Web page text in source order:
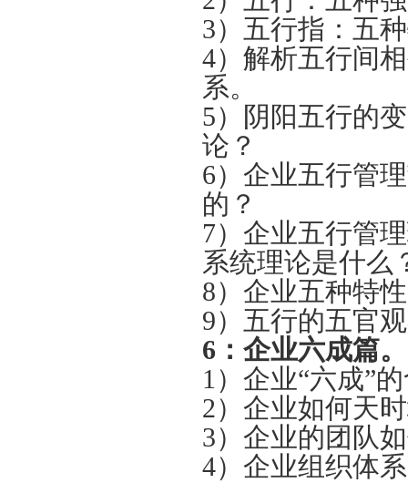
3）五行指：五
4）解析五行间
系。
5）阴阳五行的
论？
6）企业五行管
的？
7）企业五行管
系统理论是什么
8）企业五种特
9）五行的五官
6： 企业六成篇。
1）企业“六成”
2）企业如何天
3）企业的团队
4）企业组织体